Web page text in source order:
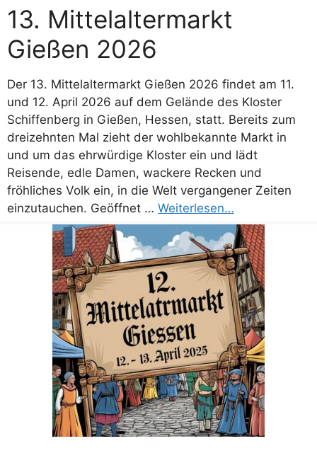
13. Mittelaltermarkt
Gießen 2026
Der 13. Mittelaltermarkt Gießen 2026 findet am 11.
und 12. April 2026 auf dem Gelände des Kloster
Schiffenberg in Gießen, Hessen, statt. Bereits zum
dreizehnten Mal zieht der wohlbekannte Markt in
und um das ehrwürdige Kloster ein und lädt
Reisende, edle Damen, wackere Recken und
fröhliches Volk ein, in die Welt vergangener Zeiten
einzutauchen. Geöffnet … Weiterlesen…